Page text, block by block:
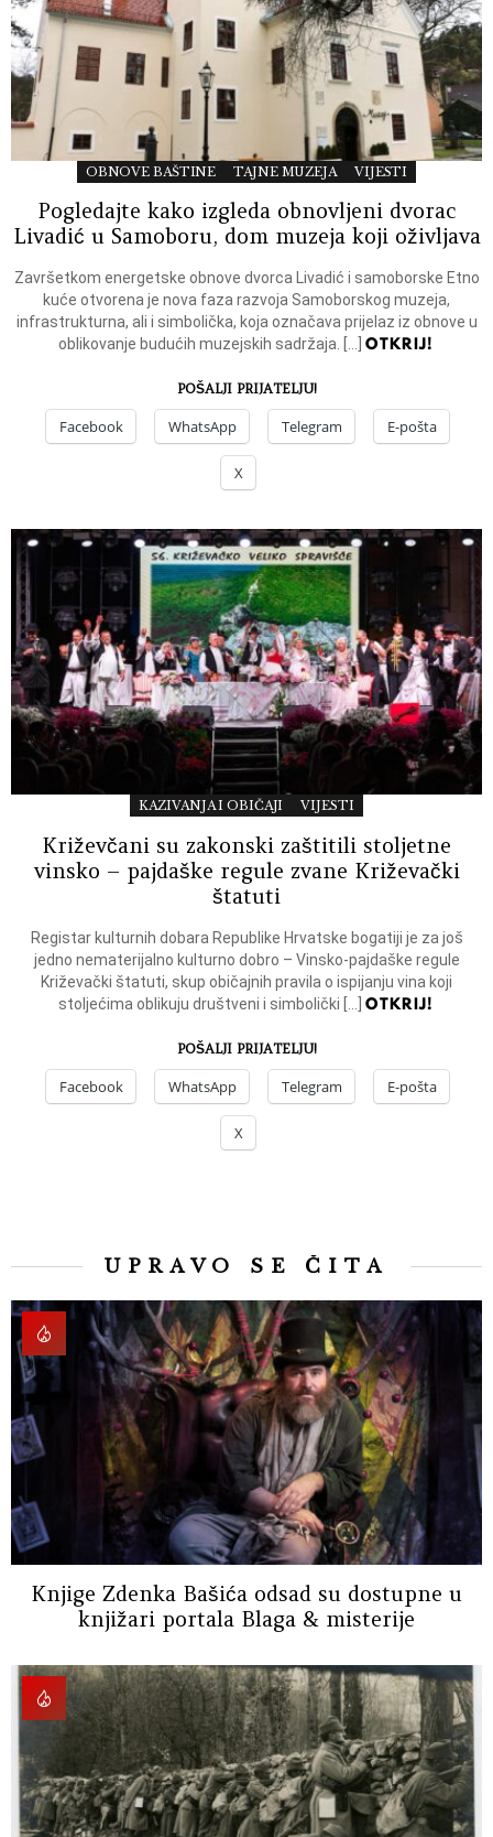
OBNOVE BAŠTINE TAJNE MUZEJA VIJESTI
Pogledajte kako izgleda obnovljeni dvorac
Livadić u Samoboru, dom muzeja koji oživljava
Završetkom energetske obnove dvorca Livadić i samoborske Etno
kuće otvorena je nova faza razvoja Samoborskog muzeja,
infrastrukturna, ali i simbolička, koja označava prijelaz iz obnove u
oblikovanje budućih muzejskih sadržaja. […]OTKRIJ!
POŠALJI PRIJATELJU!
Facebook WhatsApp Telegram E-pošta
X
KAZIVANJA I OBIČAJI VIJESTI
Križevčani su zakonski zaštitili stoljetne
vinsko – pajdaške regule zvane Križevački
štatuti
Registar kulturnih dobara Republike Hrvatske bogatiji je za još
jedno nematerijalno kulturno dobro – Vinsko-pajdaške regule
Križevački štatuti, skup običajnih pravila o ispijanju vina koji
stoljećima oblikuju društveni i simbolički […]OTKRIJ!
POŠALJI PRIJATELJU!
Facebook WhatsApp Telegram E-pošta
X
UPRAVO SE ČITA
Knjige Zdenka Bašića odsad su dostupne u
knjižari portala Blaga & misterije